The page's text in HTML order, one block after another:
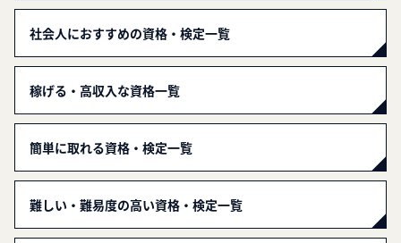
社会人におすすめの資格・検定一覧
稼げる・高収入な資格一覧
簡単に取れる資格・検定一覧
難しい・難易度の高い資格・検定一覧